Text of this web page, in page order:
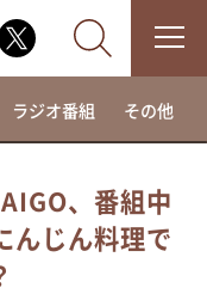
ラジオ番組 その他
、番組中
んじん料理で